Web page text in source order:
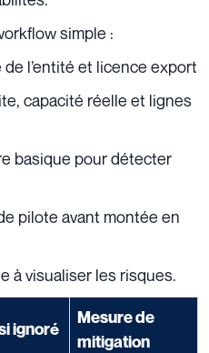
simple :
l’entité et licence export
capacité réelle et lignes
basique pour détecter
pilote avant montée en
à visualiser les risques.
ignoré
Mesure de
mitigation